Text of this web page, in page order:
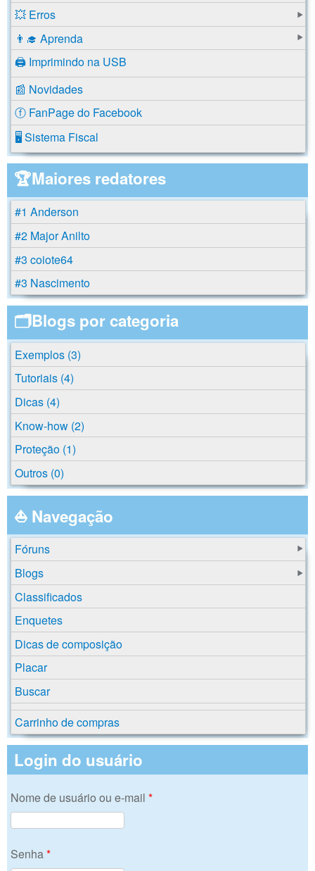
💥 Erros
👨‍🎓 Aprenda
🖨️ Imprimindo na USB
📰 Novidades
ⓕ FanPage do Facebook
🖥️ Sistema Fiscal
🏆Maiores redatores
#1 Anderson
#2 Major Anilto
#3 coiote64
#3 Nascimento
🗂️Blogs por categoria
Exemplos (3)
Tutoriais (4)
Dicas (4)
Know-how (2)
Proteção (1)
Outros (0)
⛵ Navegação
Fóruns
Blogs
Classificados
Enquetes
Dicas de composição
Placar
Buscar
Carrinho de compras
Login do usuário
Nome de usuário ou e-mail *
Senha*